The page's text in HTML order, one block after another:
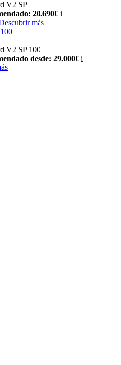
V2 SP
20.690€ i
más
V2 SP 100
desde: 29.000€ i